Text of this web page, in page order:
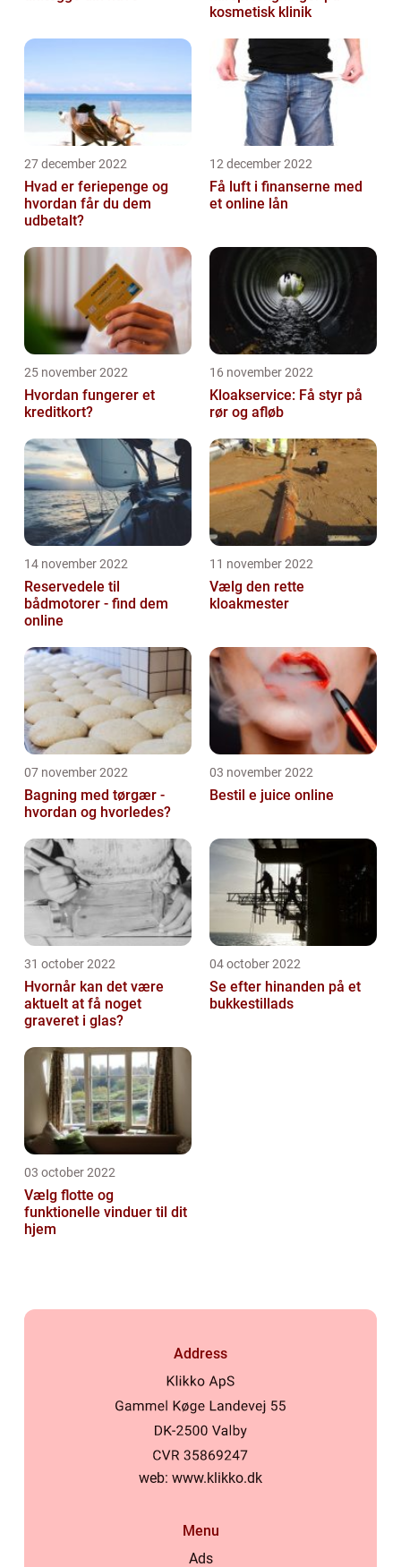
kosmetisk klinik
27 december 2022
Hvad er feriepenge og
hvordan får du dem
udbetalt?
12 december 2022
Få luft i finanserne med
et online lån
25 november 2022
Hvordan fungerer et
kreditkort?
16 november 2022
Kloakservice: Få styr på
rør og afløb
14 november 2022
Reservedele til
bådmotorer - find dem
online
11 november 2022
Vælg den rette
kloakmester
07 november 2022
Bagning med tørgær -
hvordan og hvorledes?
03 november 2022
Bestil e juice online
31 october 2022
Hvornår kan det være
aktuelt at få noget
graveret i glas?
04 october 2022
Se efter hinanden på et
bukkestillads
03 october 2022
Vælg flotte og
funktionelle vinduer til dit
hjem
Address
web: www.klikko.dk
Menu
Ads